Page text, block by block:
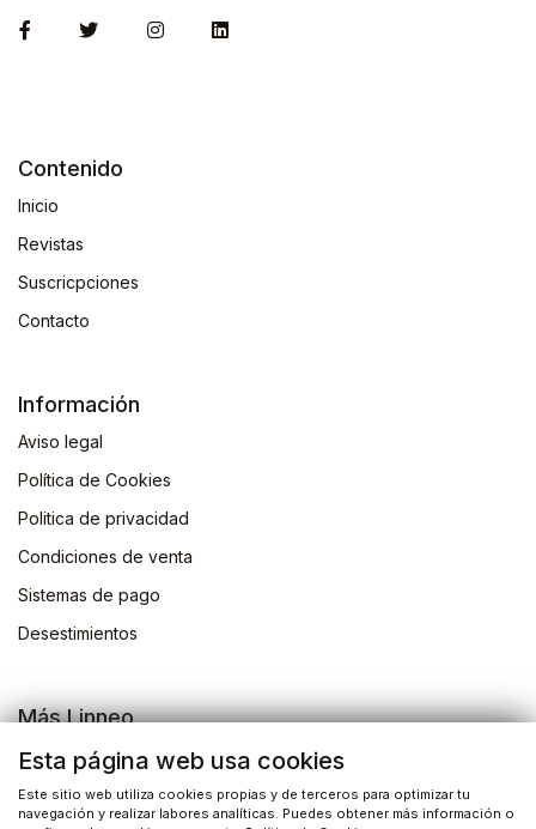
Contenido
Inicio
Revistas
Suscricpciones
Contacto
Información
Aviso legal
Política de Cookies
Politica de privacidad
Condiciones de venta
Sistemas de pago
Desestimientos
Más Linneo
Blog
Actividades
Esta página web usa cookies
Este sitio web utiliza cookies propias y de terceros para optimizar tu
navegación y realizar labores analíticas. Puedes obtener más información o